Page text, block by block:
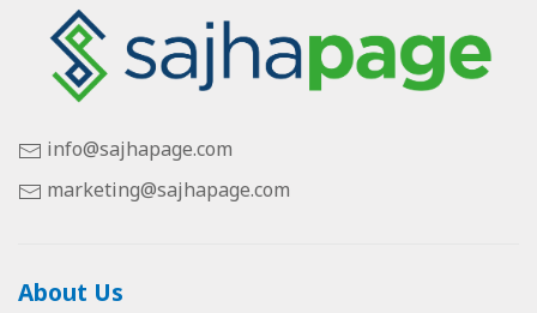
info@sajhapage.com
marketing@sajhapage.com
About Us